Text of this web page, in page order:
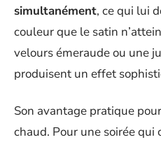
simultanément, ce qui lui
couleur que le satin
velours émeraude ou une
produisent un effet
Son avantage pratique
chaud. Pour une soirée qui